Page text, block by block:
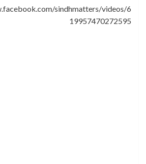
sindhmatters/videos/6
19957470272595